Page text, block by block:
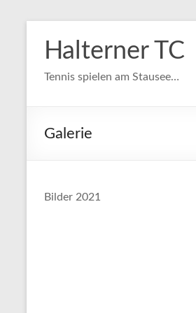
Inhalt
springenHalterner TC
Tennis spielen am Stausee…
Galerie
Bilder 2021